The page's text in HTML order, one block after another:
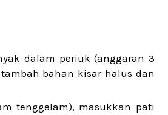
dalam periuk (anggaran 3
bahan kisar halus dan
tenggelam), masukkan pati